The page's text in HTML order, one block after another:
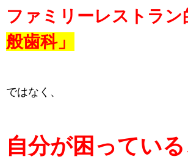
ファミリーレストラン
般歯科」
ではなく、
自分が困ってい